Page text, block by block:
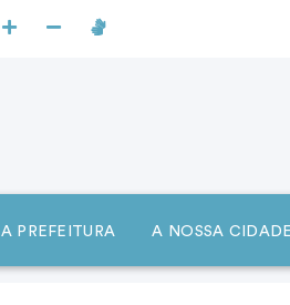
A PREFEITURA A NOSSA CIDADE